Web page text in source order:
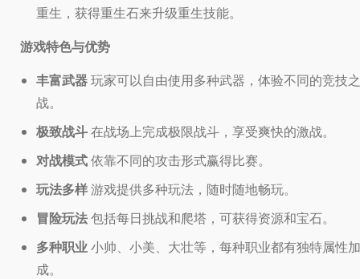
重生，获得重生石来升级重生技能。
游戏特色与优势
丰富武器玩家可以自由使用多种武器，体验不同的竞技之
战。
极致战斗在战场上完成极限战斗，享受爽快的激战。
对战模式依靠不同的攻击形式赢得比赛。
玩法多样游戏提供多种玩法，随时随地畅玩。
冒险玩法包括每日挑战和爬塔，可获得资源和宝石。
多种职业小帅、小美、大壮等，每种职业都有独特属性加
成。